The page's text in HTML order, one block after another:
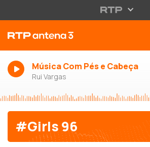
Música Com Pés e Cabeça
Rui Vargas
#Girls 96